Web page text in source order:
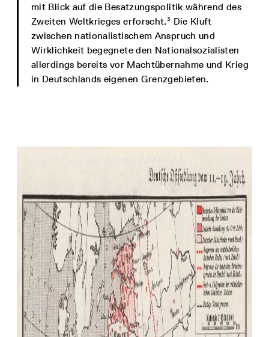
mit Blick auf die Besatzungspolitik während des
Zweiten Weltkrieges erforscht.3 Die Kluft
zwischen nationalistischem Anspruch und
Wirklichkeit begegnete den Nationalsozialisten
allerdings bereits vor Machtübernahme und Krieg
in Deutschlands eigenen Grenzgebieten.